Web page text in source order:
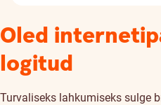
Oled
logitud
Turvaliseks lahkumiseks sulge